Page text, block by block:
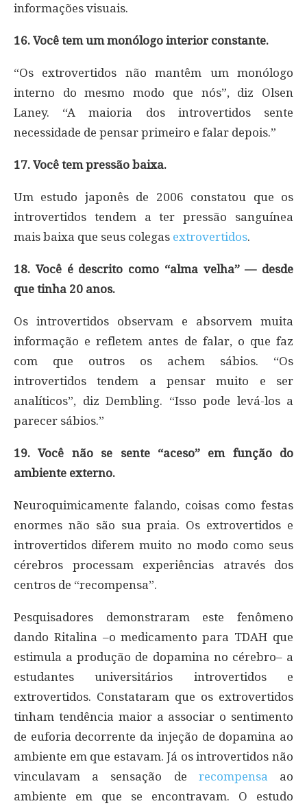
informações visuais.
16. Você tem um monólogo interior constante.
“Os extrovertidos não mantêm um monólogo
interno do mesmo modo que nós”, diz Olsen
Laney. “A maioria dos introvertidos sente
necessidade de pensar primeiro e falar depois.”
17. Você tem pressão baixa.
Um estudo japonês de 2006 constatou que os
introvertidos tendem a ter pressão sanguínea
mais baixa que seus colegas extrovertidos.
18. Você é descrito como “alma velha” — desde
que tinha 20 anos.
Os introvertidos observam e absorvem muita
informação e refletem antes de falar, o que faz
com que outros os achem sábios. “Os
introvertidos tendem a pensar muito e ser
analíticos”, diz Dembling. “Isso pode levá-los a
parecer sábios.”
19. Você não se sente “aceso” em função do
ambiente externo.
Neuroquimicamente falando, coisas como festas
enormes não são sua praia. Os extrovertidos e
introvertidos diferem muito no modo como seus
cérebros processam experiências através dos
centros de “recompensa”.
Pesquisadores demonstraram este fenômeno
dando Ritalina –o medicamento para TDAH que
estimula a produção de dopamina no cérebro– a
estudantes universitários introvertidos e
extrovertidos. Constataram que os extrovertidos
tinham tendência maior a associar o sentimento
de euforia decorrente da injeção de dopamina ao
ambiente em que estavam. Já os introvertidos não
vinculavam a sensação de recompensa ao
ambiente em que se encontravam. O estudo